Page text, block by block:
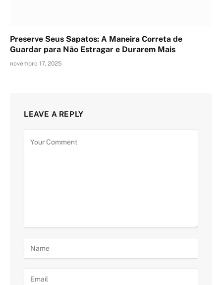
Preserve Seus Sapatos: A Maneira Correta de
Guardar para Não Estragar e Durarem Mais
novembro 17, 2025
LEAVE A REPLY